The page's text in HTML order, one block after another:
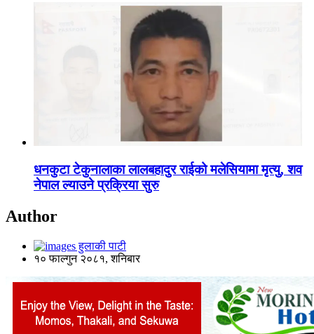
धनकुटा टेकुनालाका लालबहादुर राईको मलेसियामा मृत्यु, शव
नेपाल ल्याउने प्रक्रिया सुरु
Author
हुलाकी पाटी
१० फाल्गुन २०८१, शनिबार